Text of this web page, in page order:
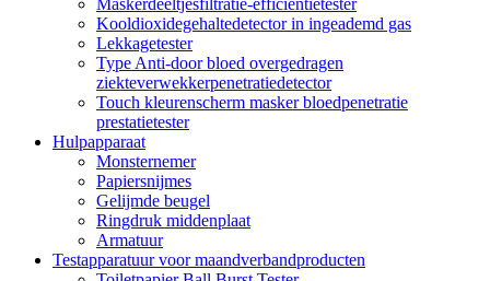
Kooldioxidegehaltedetector in ingeademd gas
Lekkagetester
Type Anti-door bloed overgedragen
ziekteverwekkerpenetratiedetector
Touch kleurenscherm masker bloedpenetratie
prestatietester
Hulpapparaat
Monsternemer
Papiersnijmes
Gelijmde beugel
Ringdruk middenplaat
Armatuur
Testapparatuur voor maandverbandproducten